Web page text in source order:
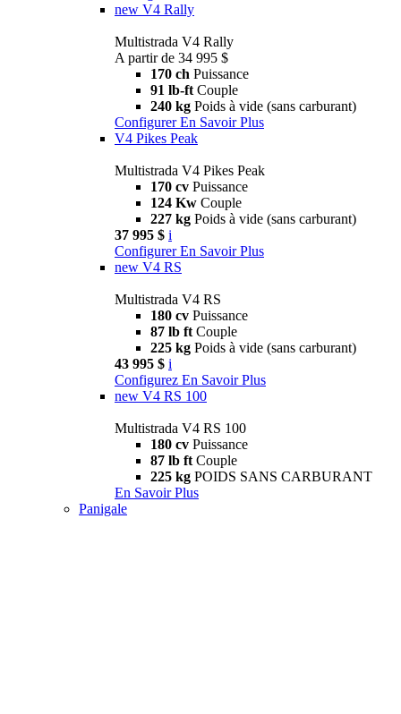
new V4 Rally
Multistrada V4 Rally
A partir de 34 995 $
170 ch Puissance
91 lb-ft Couple
240 kg Poids à vide (sans carburant)
Configurer En Savoir Plus
V4 Pikes Peak
Multistrada V4 Pikes Peak
170 cv Puissance
124 Kw Couple
227 kg Poids à vide (sans carburant)
37 995 $ i
Configurer En Savoir Plus
new V4 RS
Multistrada V4 RS
180 cv Puissance
87 lb ft Couple
225 kg Poids à vide (sans carburant)
43 995 $ i
Configurez En Savoir Plus
new V4 RS 100
Multistrada V4 RS 100
180 cv Puissance
87 lb ft Couple
225 kg POIDS SANS CARBURANT
En Savoir Plus
Panigale